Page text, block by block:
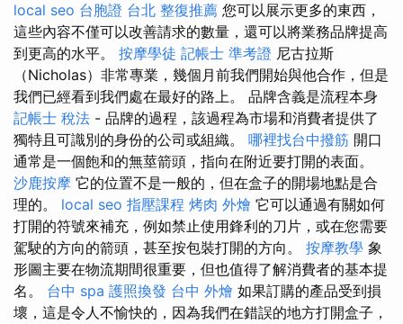
local seo 台胞證 台北 整復推薦 您可以展示更多的東西，
這些內容不僅可以改善請求的數量，還可以將業務品牌提高
到更高的水平。 按摩學徒 記帳士 準考證 尼古拉斯
（Nicholas）非常專業，幾個月前我們開始與他合作，但是
我們已經看到我們處在最好的路上。 品牌含義是流程本身
記帳士 稅法 - 品牌的過程，該過程為市場和消費者提供了
獨特且可識別的身份的公司或組織。 哪裡找台中撥筋 開口
通常是一個飽和的無莖箭頭，指向在附近要打開的表面。
沙鹿按摩 它的位置不是一般的，但在盒子的開場地點是合
理的。 local seo 指壓課程 烤肉 外燴 它可以通過有關如何
打開的符號來補充，例如禁止使用鋒利的刀片，或在您需要
駕駛的方向的箭頭，甚至按包裝打開的方向。 按摩教學 象
形圖主要在物流期間很重要，但也值得了解消費者的基本提
名。 台中 spa 護照換發 台中 外燴 如果訂購的產品受到損
壞，這是令人不愉快的，因為我們在錯誤的地方打開盒子，